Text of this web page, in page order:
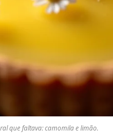
que faltava: camomila e limão.